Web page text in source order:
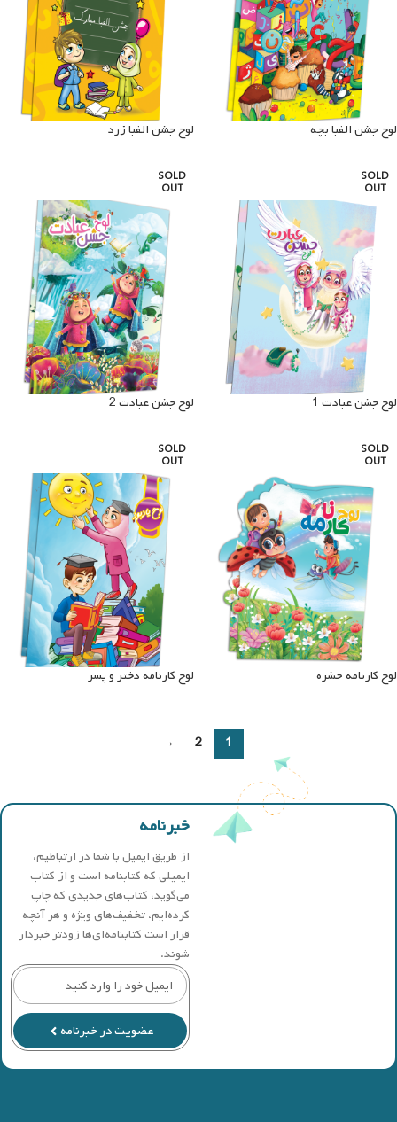
لوح جشن الفبا بچه لوح جشن الفبا زرد
SOLD
OUT
لوح جشن عبادت 1
SOLD
OUT
لوح جشن عبادت 2
SOLD
OUT
لوح کارنامه حشره
SOLD
OUT
لوح کارنامه دختر و پسر
1
2
→
خبرنامه
از طریق ایمیل با شما در ارتباطیم،
ایمیلی که کتابنامه است و از کتاب
می‌گوید، کتاب‌های جدیدی که چاپ
کرده‌ایم، تخفیف‌های ویژه و هر آنچه
قرار است کتابنامه‌ای‌ها زودتر خبردار
شوند.
عضویت در خبرنامه